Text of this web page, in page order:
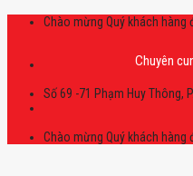
Skip
Chào mừng Quý khách hàng
Chuyên cung
Số 69 -71 Phạm Huy Thông,
Chào mừng Quý khách hàng